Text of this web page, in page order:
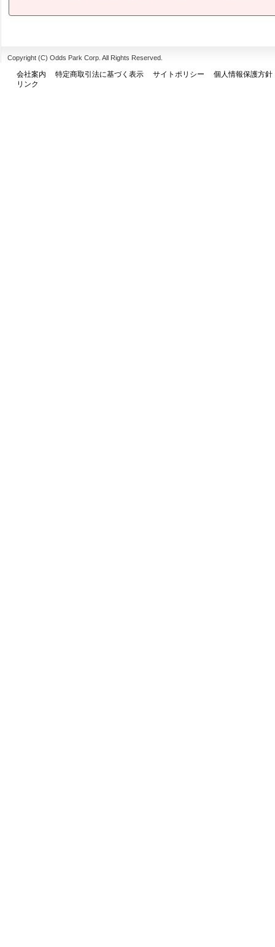
Copyright (C) Odds Park Corp. All Rights Reserved.
会社案内 特定商取引法に基づく表示 サイトポリシー
個人情報保護方針
リンク